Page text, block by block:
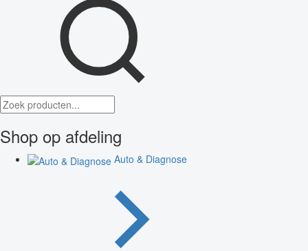
Shop op afdeling
Auto & Diagnose